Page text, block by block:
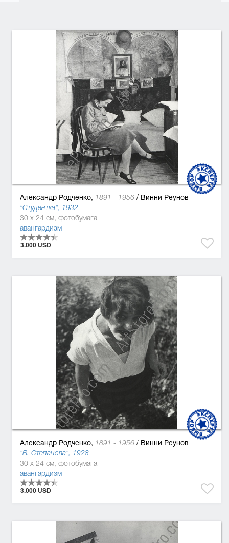
Александр Родченко, 1891 - 1956 / Винни Реунов
"Студентка", 1932
30 x 24 см, фотобумага
авангардизм
3.000 USD
Александр Родченко, 1891 - 1956 / Винни Реунов
"В. Степанова", 1928
30 x 24 см, фотобумага
авангардизм
3.000 USD